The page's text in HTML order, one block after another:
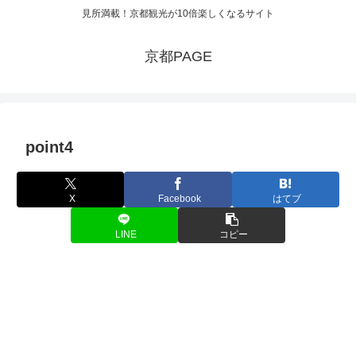
見所満載！京都観光が10倍楽しくなるサイト
京都PAGE
point4
X Facebook はてブ
LINE コピー